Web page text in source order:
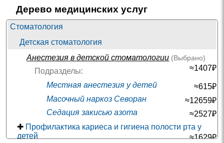
50-300₽ Запись
Стоматология Родня на Гвардейской
Казань; ул. Гвардейская, д. 16Б
50-300₽ Запись
Стоматология Родня на Рашида Нежметдинова
Казань; ул. Рашида Нежметдинова, д. 2; м. Суконная слобода
50-300₽ Запись
Стоматология Родня на проспекте Ибрагимова
Казань; пр-т Ибрагимова, д. 58; м. Козья слобода
+7(800..показать
Дерево медицинских услуг
Стоматология
Детская стоматология
Анестезия в детской стоматологии (Выбрано)
≈1407₽
Подразделы:
Местная анестезия у детей
≈615₽
Масочный наркоз Севоран
≈12659₽
Седация закисью азота
≈2527₽
✚ Профилактика кариеса и гигиена полости рта у
детей
≈1629₽